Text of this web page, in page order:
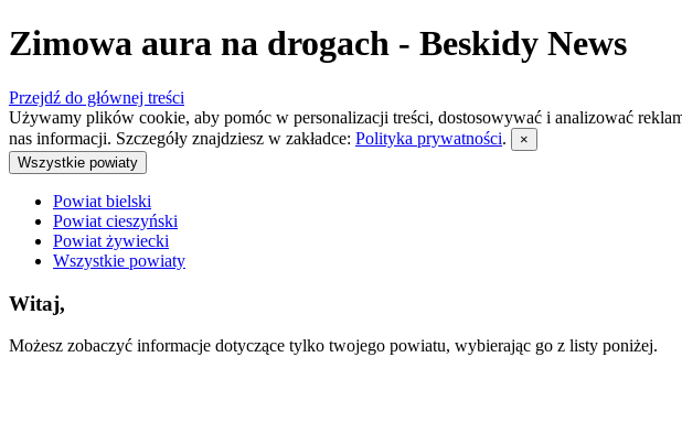
Zimowa aura na drogach - Beskidy News
Przejdź do głównej treści
Używamy plików cookie, aby pomóc w personalizacji treści, dostosowywać i analizować
nas informacji. Szczegóły znajdziesz w zakładce: Polityka prywatności.
×
Wszystkie powiaty
Powiat bielski
Powiat cieszyński
Powiat żywiecki
Wszystkie powiaty
Witaj,
Możesz zobaczyć informacje dotyczące tylko twojego powiatu, wybierając go z listy poniżej.